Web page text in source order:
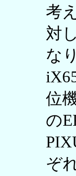
考
対
な
位
の
ぞ